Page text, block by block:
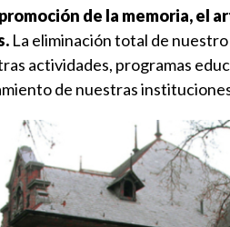
de la memoria, el
La eliminación total de
actividades, programas
de nuestras